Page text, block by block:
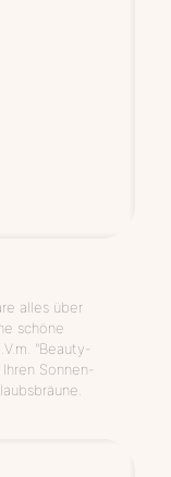
alles über
schöne
"Beauty-
Sonnen-